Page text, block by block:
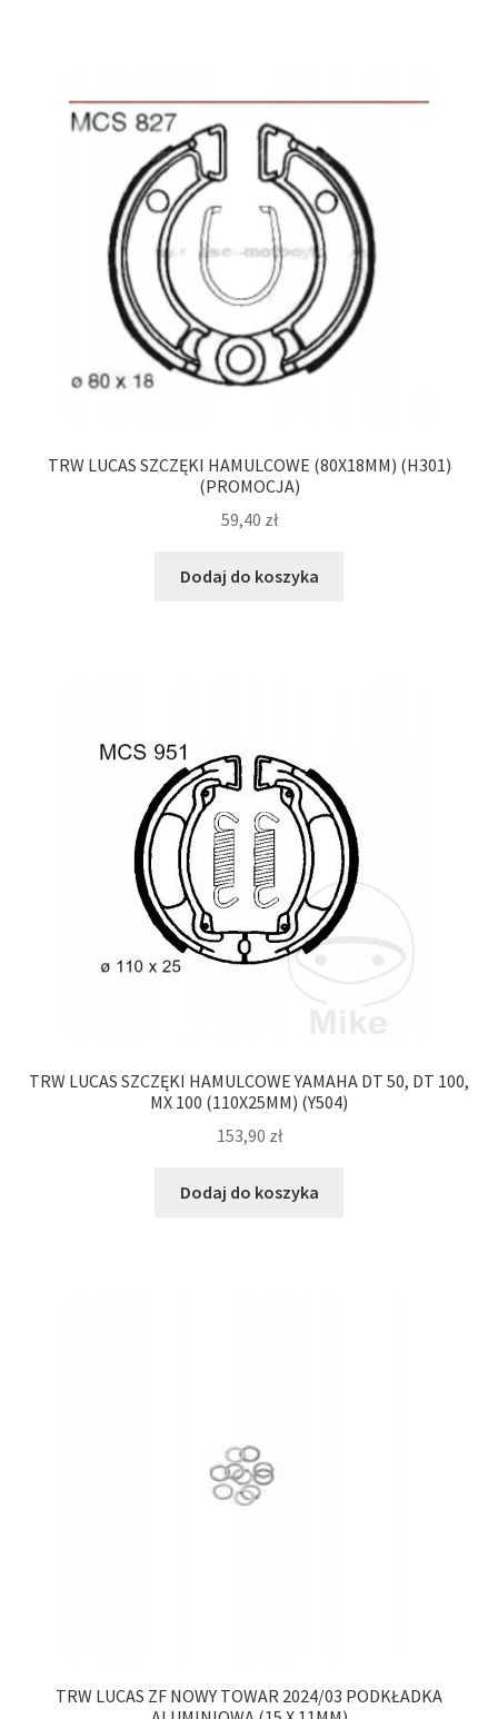
TRW LUCAS SZCZĘKI HAMULCOWE (80X18MM) (H301)
(PROMOCJA)
59,40 zł
Dodaj do koszyka
TRW LUCAS SZCZĘKI HAMULCOWE YAMAHA DT 50, DT 100,
MX 100 (110X25MM) (Y504)
153,90 zł
Dodaj do koszyka
TRW LUCAS ZF NOWY TOWAR 2024/03 PODKŁADKA